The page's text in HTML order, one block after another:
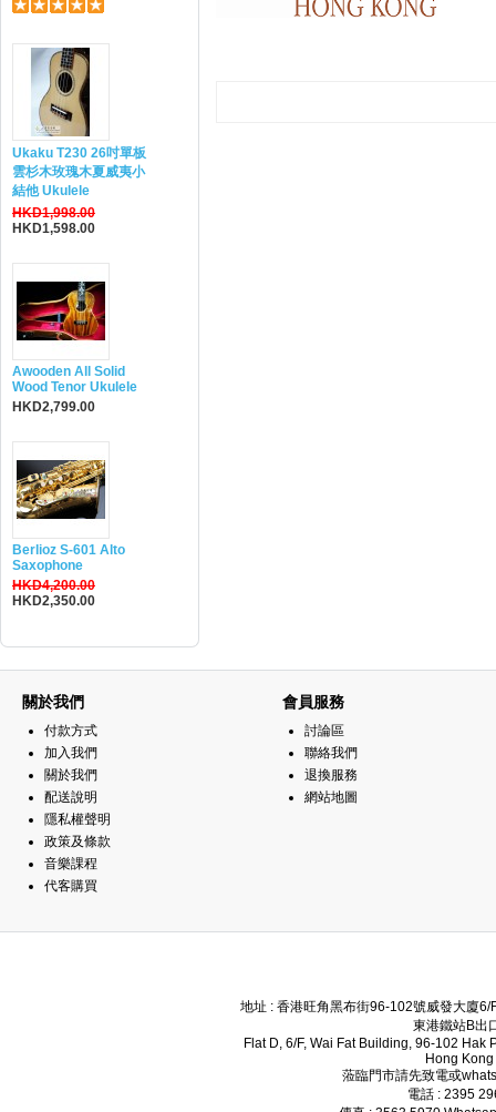
Ukaku T230 26吋單板
雲杉木玫瑰木夏威夷小
結他 Ukulele
HKD1,998.00
HKD1,598.00
Awooden All Solid
Wood Tenor Ukulele
HKD2,799.00
Berlioz S-601 Alto
Saxophone
HKD4,200.00
HKD2,350.00
關於我們
付款方式
加入我們
關於我們
配送說明
隱私權聲明
政策及條款
音樂課程
代客購買
會員服務
討論區
聯絡我們
退換服務
網站地圖
地址 : 香港旺角黑布街96-102號威發大廈
東港鐵站B出
Flat D, 6/F, Wai Fat Building, 96-102 Hak
Hong Kong
蒞臨門市請先致電或
電話 : 2395